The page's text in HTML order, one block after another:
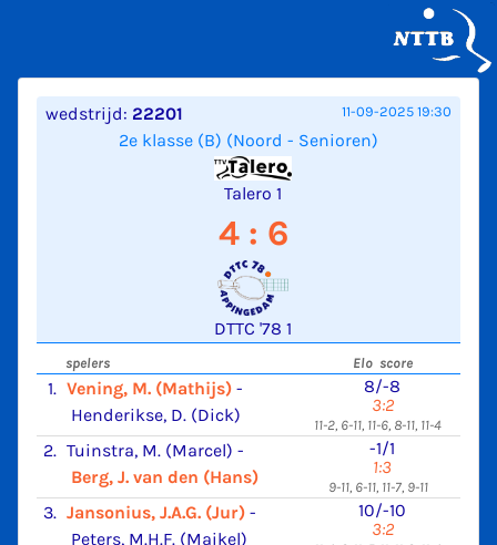
wedstrijd: 22201 11-09-2025 19:30
2e klasse (B) (Noord - Senioren)
Talero 1
4 : 6
DTTC '78 1
spelers Elo score
1. Vening, M. (Mathijs) -
Henderikse, D. (Dick)
8/-8
3:2
11-2, 6-11, 11-6, 8-11, 11-4
2. Tuinstra, M. (Marcel) -
Berg, J. van den (Hans)
-1/1
1:3
9-11, 6-11, 11-7, 9-11
3. Jansonius, J.A.G. (Jur) -
Peters, M.H.F. (Maikel)
10/-10
3:2